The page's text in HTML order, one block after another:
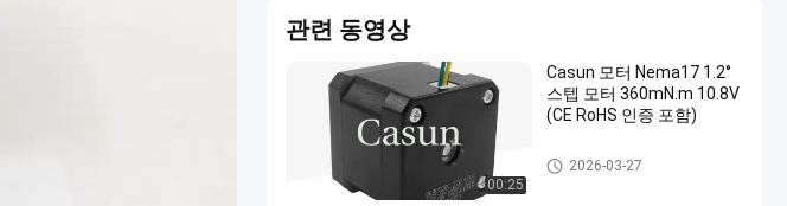
관련 동영상
00:25
Casun 모터 Nema17 1.2°
스텝 모터 360mN.m 10.8V
(CE RoHS 인증 포함)
nema 17 스테퍼 모터
2026-03-27